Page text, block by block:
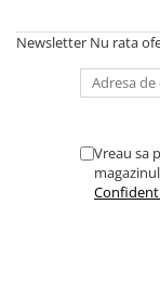
Newsletter Nu rata
Vreau sa